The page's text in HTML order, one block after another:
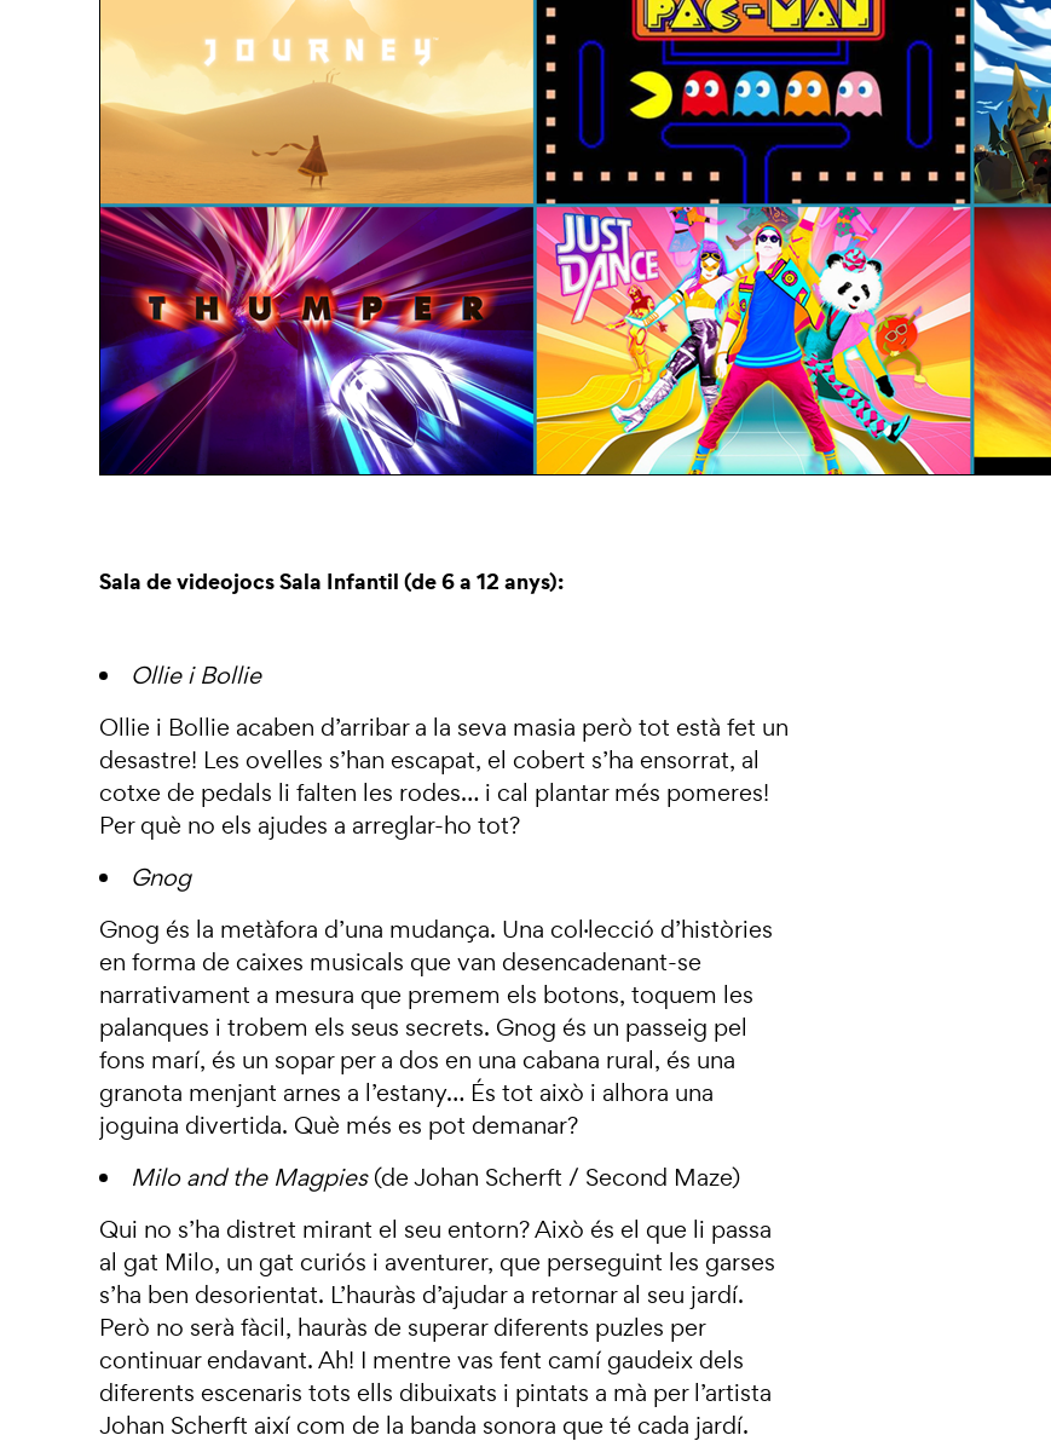
Sala de videojocs Sala Infantil (de 6 a 12 anys):
Ollie i Bollie
Ollie i Bollie acaben d’arribar a la seva masia però tot està fet un
desastre! Les ovelles s’han escapat, el cobert s’ha ensorrat, al
cotxe de pedals li falten les rodes… i cal plantar més pomeres!
Per què no els ajudes a arreglar-ho tot?
Gnog
Gnog és la metàfora d’una mudança. Una col·lecció d’històries
en forma de caixes musicals que van desencadenant-se
narrativament a mesura que premem els botons, toquem les
palanques i trobem els seus secrets. Gnog és un passeig pel
fons marí, és un sopar per a dos en una cabana rural, és una
granota menjant arnes a l’estany… És tot això i alhora una
joguina divertida. Què més es pot demanar?
Milo and the Magpies(de Johan Scherft / Second Maze)
Qui no s’ha distret mirant el seu entorn? Això és el que li passa
al gat Milo, un gat curiós i aventurer, que perseguint les garses
s’ha ben desorientat. L’hauràs d’ajudar a retornar al seu jardí.
Però no serà fàcil, hauràs de superar diferents puzles per
continuar endavant. Ah! I mentre vas fent camí gaudeix dels
diferents escenaris tots ells dibuixats i pintats a mà per l’artista
Johan Scherft així com de la banda sonora que té cada jardí.